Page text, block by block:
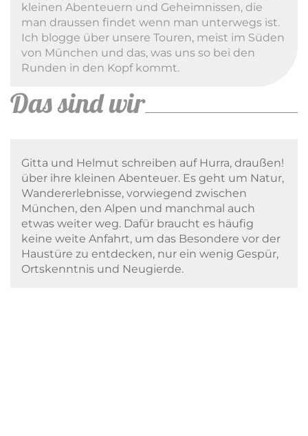
kleinen Abenteuern und Geheimnissen, die
man draussen findet wenn man unterwegs ist.
Ich blogge über unsere Touren, meist im Süden
von München und das, was uns so bei den
Runden in den Kopf kommt.
Das sind wir
Gitta und Helmut schreiben auf Hurra, draußen!
über ihre kleinen Abenteuer. Es geht um Natur,
Wandererlebnisse, vorwiegend zwischen
München, den Alpen und manchmal auch
etwas weiter weg. Dafür braucht es häufig
keine weite Anfahrt, um das Besondere vor der
Haustüre zu entdecken, nur ein wenig Gespür,
Ortskenntnis und Neugierde.